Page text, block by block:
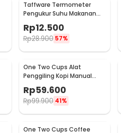
Taffware Termometer
Pengukur Suhu Makanan
TP101
Rp12.500
Rp28.900 57%
One Two Cups Alat
Penggiling Kopi Manual
Coffee Grinder Portable -
WFCG9800
Rp59.600
Rp99.900 41%
One Two Cups Coffee